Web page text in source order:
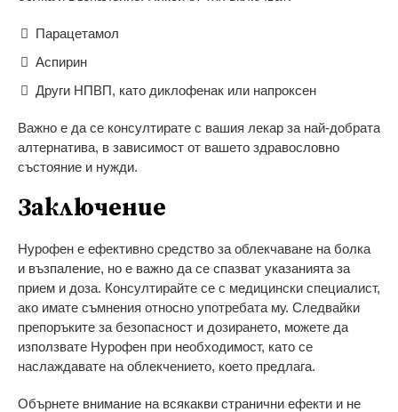
Парацетамол
Аспирин
Други НПВП, като диклофенак или напроксен
Важно е да се консултирате с вашия лекар за най-добрата
алтернатива, в зависимост от вашето здравословно
състояние и нужди.
Заключение
Нурофен е ефективно средство за облекчаване на болка
и възпаление, но е важно да се спазват указанията за
прием и доза. Консултирайте се с медицински специалист,
ако имате съмнения относно употребата му. Следвайки
препоръките за безопасност и дозирането, можете да
използвате Нурофен при необходимост, като се
наслаждавате на облекчението, което предлага.
Обърнете внимание на всякакви странични ефекти и не